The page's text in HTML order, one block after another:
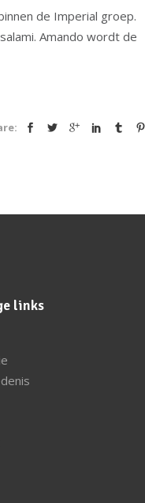
de Imperial groep.
Amando wordt de
links